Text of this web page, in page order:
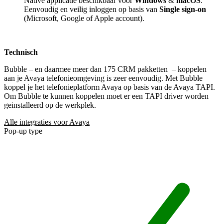
Eenvoudig en veilig inloggen op basis van Single sign-on
(Microsoft, Google of Apple account).
Technisch
Bubble – en daarmee meer dan 175 CRM pakketten – koppelen
aan je Avaya telefonieomgeving is zeer eenvoudig. Met Bubble
koppel je het telefonieplatform Avaya op basis van de Avaya TAPI.
Om Bubble te kunnen koppelen moet er een TAPI driver worden
geinstalleerd op de werkplek.
Alle integraties voor Avaya
Pop-up type